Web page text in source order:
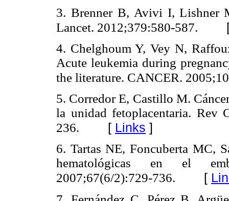
3. Brenner B, Avivi I, Lishner
Lancet. 2012;379:580-587.
4. Chelghoum Y, Vey N,
Acute leukemia during
the literature. CANCER.
5. Corredor E, Castillo M.
la unidad fetoplacentaria. Rev
236. [ Links ]
6. Tartas NE, Foncuberta MC,
hematológicas en el
2007;67(6/2):729-736. [